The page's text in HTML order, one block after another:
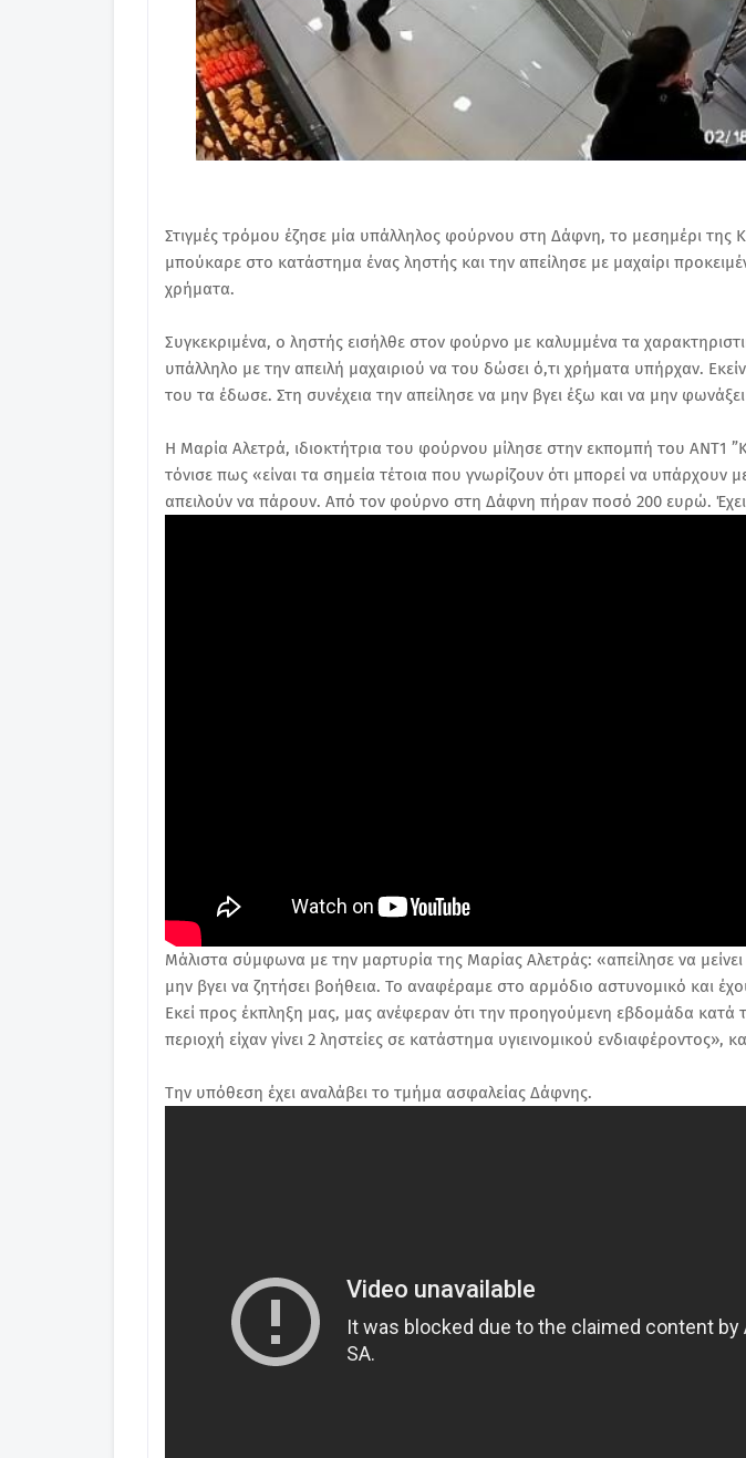
Στιγμές τρόμου έζησε μία υπάλληλος φούρνου στη Δάφνη, το μεσημέρι της
μπούκαρε στο κατάστημα ένας ληστής και την απείλησε με μαχαίρι
χρήματα.
Συγκεκριμένα, ο ληστής εισήλθε στον φούρνο με καλυμμένα τα
υπάλληλο με την απειλή μαχαιριού να του δώσει ό,τι χρήματα υπήρχαν.
του τα έδωσε. Στη συνέχεια την απείλησε να μην βγει έξω και να μην
Η Μαρία Αλετρά, ιδιοκτήτρια του φούρνου μίλησε στην εκπομπή του ΑΝΤ1
τόνισε πως «είναι τα σημεία τέτοια που γνωρίζουν ότι μπορεί να υπάρχουν
απειλούν να πάρουν. Από τον φούρνο στη Δάφνη πήραν ποσό 200 ευρώ. Έχει
Μάλιστα σύμφωνα με την μαρτυρία της Μαρίας Αλετράς: «απείλησε να
μην βγει να ζητήσει βοήθεια. Το αναφέραμε στο αρμόδιο αστυνομικό και
Εκεί προς έκπληξη μας, μας ανέφεραν ότι την προηγούμενη εβδομάδα κατά
περιοχή είχαν γίνει 2 ληστείες σε κατάστημα υγιεινομικού ενδιαφέροντος»,
Την υπόθεση έχει αναλάβει το τμήμα ασφαλείας Δάφνης.